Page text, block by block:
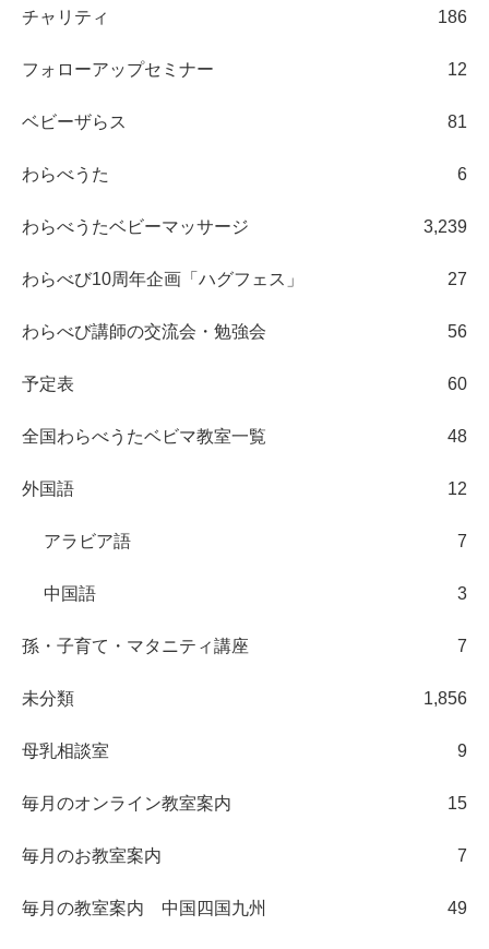
チャリティ 186
フォローアップセミナー 12
ベビーザらス 81
わらべうた 6
わらべうたベビーマッサージ 3,239
わらべび10周年企画「ハグフェス」 27
わらべび講師の交流会・勉強会 56
予定表 60
全国わらべうたベビマ教室一覧 48
外国語 12
アラビア語 7
中国語 3
孫・子育て・マタニティ講座 7
未分類 1,856
母乳相談室 9
毎月のオンライン教室案内 15
毎月のお教室案内 7
毎月の教室案内 中国四国九州 49